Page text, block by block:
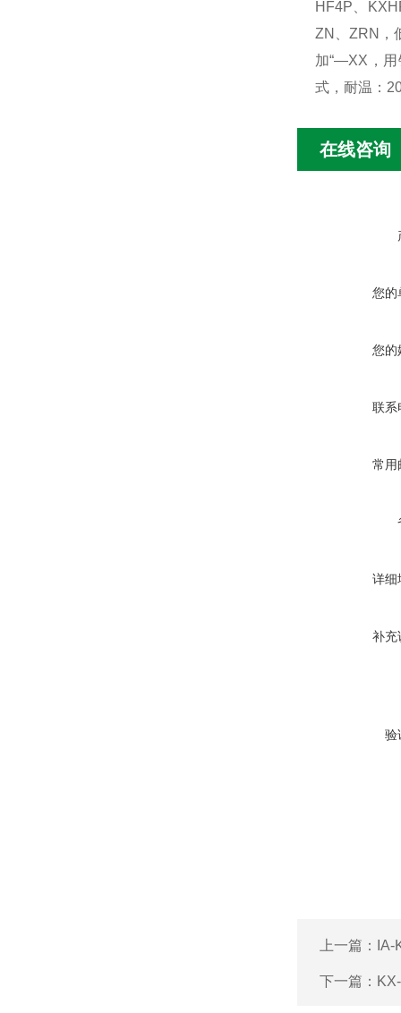
HF4P、
ZN、ZRN，
加“—XX，用
式，耐温：
在线咨询
您的
您的
联系
常用
详细
补充
验
上一篇：
下一篇：